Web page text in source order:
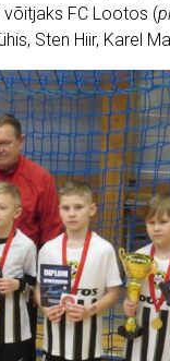
FC Lootos (
Sten Hiir, Karel